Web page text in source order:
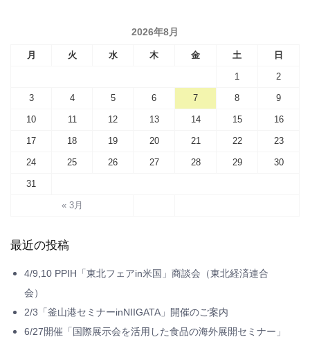
2026年8月
月 火 水 木 金 土 日
« 3月
1 2
3 4 5 6 7 8 9
10 11 12 13 14 15 16
17 18 19 20 21 22 23
24 25 26 27 28 29 30
31
最近の投稿
4/9,10 PPIH「東北フェアin米国」商談会（東北経済連合
会）
2/3「釜山港セミナーinNIIGATA」開催のご案内
6/27開催「国際展示会を活用した食品の海外展開セミナー」